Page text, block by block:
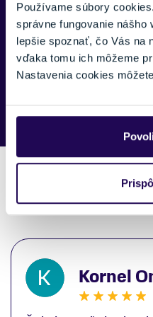
Používame súbory
správne fungovanie nášho
lepšie spoznať, čo Vás na
vďaka tomu ich môžeme
Nastavenia cookies
Náš špecialista vám, čo
Recenzie
Kornel